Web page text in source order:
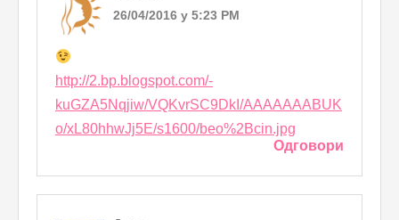
26/04/2016 у 5:23 PM
http://2.bp.blogspot.com/-
kuGZA5Nqjiw/VQKvrSC9DkI/AAAAAAABUK
o/xL80hhwJj5E/s1600/beo%2Bcin.jpg
Одговори